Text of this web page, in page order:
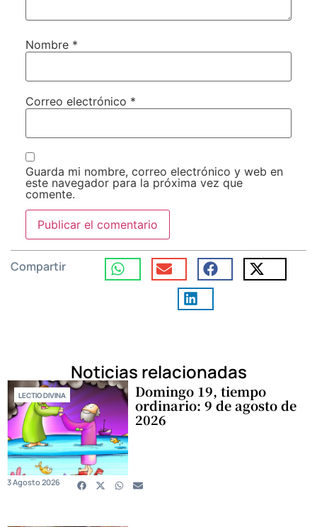
Nombre *
Correo electrónico *
Guarda mi nombre, correo electrónico y web en
este navegador para la próxima vez que
comente.
Compartir
Noticias relacionadas
LECTIO DIVINA Domingo 19, tiempo
ordinario: 9 de agosto de
2026
3 Agosto 2026